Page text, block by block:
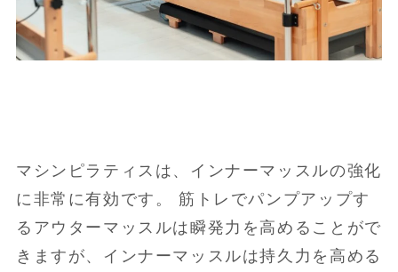
マシンピラティスは、インナーマッスルの強化
に非常に有効です。 筋トレでパンプアップす
るアウターマッスルは瞬発力を高めることがで
きますが、インナーマッスルは持久力を高める